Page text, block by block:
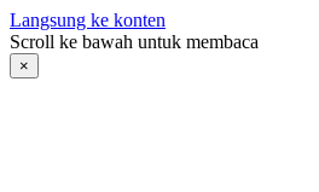
Langsung ke konten
Scroll ke bawah untuk membaca
×